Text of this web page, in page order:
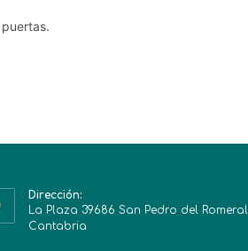
Dirección:
La Plaza 39686 San Pedro del Romeral,
Cantabria